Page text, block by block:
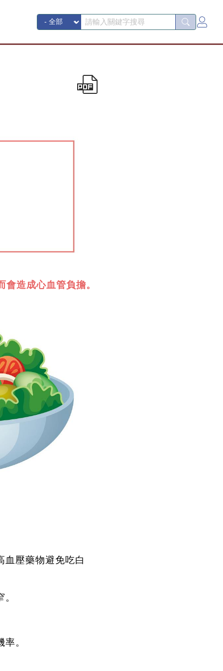
會造成心血管負擔。
血壓藥物避免吃白
。